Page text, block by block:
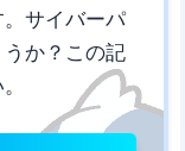
サイバーパ
か？この記